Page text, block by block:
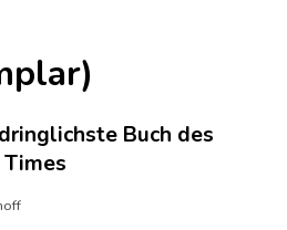
Buch des